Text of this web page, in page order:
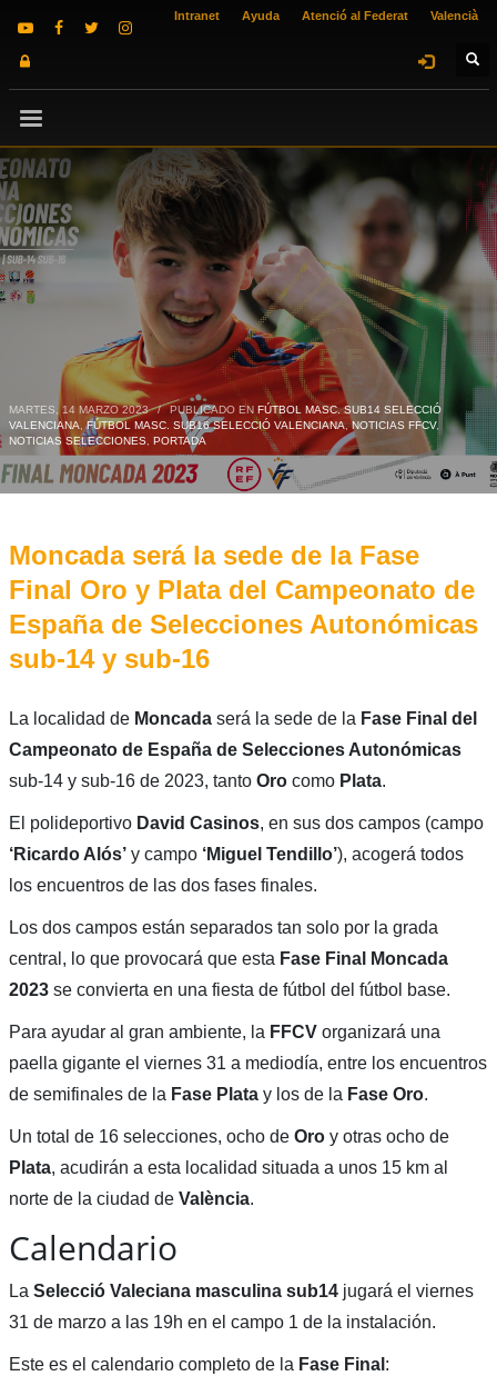
Intranet Ayuda Atenció al Federat Valencià
MARTES, 14 MARZO 2023 / PUBLICADO EN FÚTBOL MASC. SUB14 SELECCIÓ
VALENCIANA ,FÚTBOL MASC. SUB16 SELECCIÓ VALENCIANA,NOTICIAS FFCV,
NOTICIAS SELECCIONES, PORTADA
Moncada será la sede de la Fase
Final Oro y Plata del Campeonato de
España de Selecciones Autonómicas
sub-14 y sub-16
La localidad de Moncadaserá la sede de la Fase Final del
Campeonato de España de Selecciones Autonómicas
sub-14 y sub-16 de 2023, tanto Orocomo Plata.
El polideportivo David Casinos, en sus dos campos (campo
‘Ricardo Alós’y campo ‘Miguel Tendillo’), acogerá todos
los encuentros de las dos fases finales.
Los dos campos están separados tan solo por la grada
central, lo que provocará que esta Fase Final Moncada
2023 se convierta en una fiesta de fútbol del fútbol base.
Para ayudar al gran ambiente, la FFCVorganizará una
paella gigante el viernes 31 a mediodía, entre los encuentros
de semifinales de la Fase Platay los de la Fase Oro.
Un total de 16 selecciones, ocho de Oroy otras ocho de
Plata, acudirán a esta localidad situada a unos 15 km al
norte de la ciudad de València.
Calendario
La Selecció Valeciana masculina sub14jugará el viernes
31 de marzo a las 19h en el campo 1 de la instalación.
Este es el calendario completo de la Fase Final :